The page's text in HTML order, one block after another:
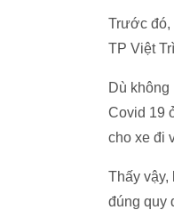
Trước đó,
TP Việt
Dù
Covid 19
cho xe đi
Thấy vậy,
đúng quy